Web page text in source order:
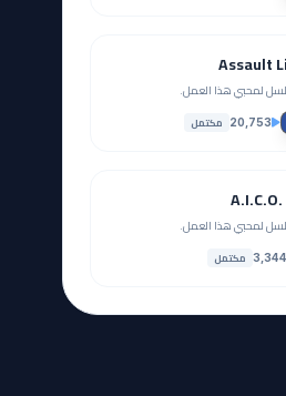
Assault
لمحبي هذا العمل.
20,753 مكتمل
لمحبي هذا العمل.
مكتمل